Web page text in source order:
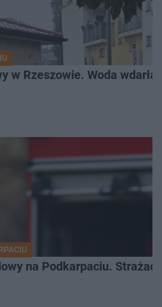
w Rzeszowie. Woda
na Podkarpaciu.